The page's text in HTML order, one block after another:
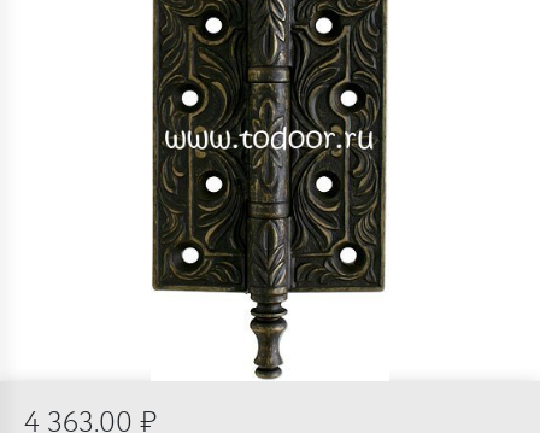
4 363.00 ₽